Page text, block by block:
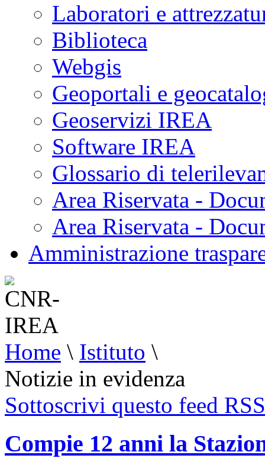
Laboratori e
Biblioteca
Webgis
Geoportali e
Geoservizi IREA
Software IREA
Glossario di
Area Riservata -
Area Riservata -
Amministrazione
Home \ Istituto \
Notizie in evidenza
Sottoscrivi questo feed RSS
Compie 12 anni la